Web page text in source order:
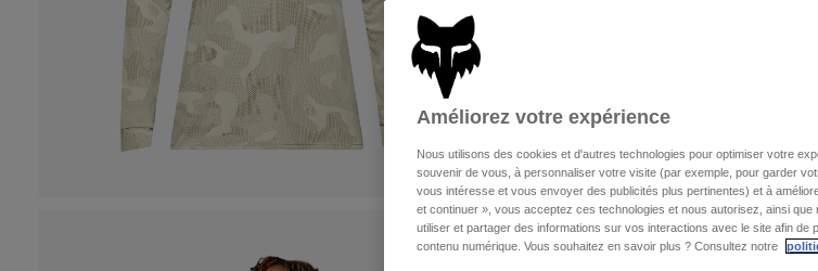
Améliorez votre expérience
Nous utilisons des cookies et d'autres technologies pour optimiser votre
souvenir de vous, à personnaliser votre visite (par exemple, pour garder
vous intéresse et vous envoyer des publicités plus pertinentes) et à
et continuer », vous acceptez ces technologies et nous autorisez, ainsi que
utiliser et partager des informations sur vos interactions avec le site afin de
contenu numérique. Vous souhaitez en savoir plus ? Consultez notre